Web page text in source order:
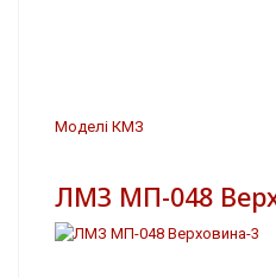
Моделі КМЗ
ЛМЗ МП-048